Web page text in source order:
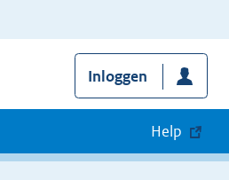
Inloggen
Help